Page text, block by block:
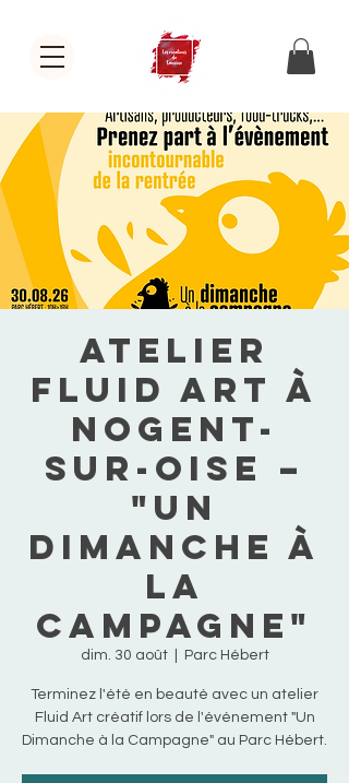
Atelier
Fluid Art à
Nogent-
sur-Oise –
"Un
Dimanche à
la
Campagne"
dim. 30 août
  |
Parc Hébert
Terminez l'été en beauté avec un atelier
Fluid Art créatif lors de l'événement "Un
Dimanche à la Campagne" au Parc Hébert.